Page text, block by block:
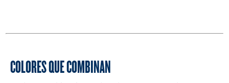
COLORES QUE COMBINAN